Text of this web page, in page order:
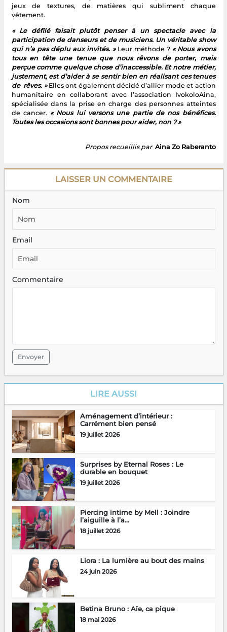
jeux de textures, de matières qui subliment chaque
vêtement.
« Le défilé faisait plutôt penser à un spectacle avec la
participation de danseurs et de musiciens. Un véritable show
qui n’a pas déplu aux invités. »Leur méthode ? « Nous avons
tous en tête une tenue que nous rêvons de porter, mais
perçue comme quelque chose d’inaccessible. Et notre métier,
justement, est d’aider à se sentir bien en réalisant ces tenues
de rêves. »Elles ont également décidé d’allier mode et action
humanitaire en collaborant avec l’association IvokoloAina,
spécialisée dans la prise en charge des personnes atteintes
de cancer. « Nous lui versons une partie de nos bénéfices.
Toutes les occasions sont bonnes pour aider, non ? »
Propos recueillis par Aina Zo Raberanto
LAISSER UN COMMENTAIRE
Nom
Email
Commentaire
Envoyer
LIRE AUSSI
Aménagement d’intérieur :
Carrément bien pensé
19 juillet 2026
Surprises by Eternal Roses : Le
durable en bouquet
19 juillet 2026
Piercing intime by Mell : Joindre
l’aiguille à l’a...
18 juillet 2026
Liora : La lumière au bout des mains
24 juin 2026
Betina Bruno : Aïe, ca pique
18 mai 2026